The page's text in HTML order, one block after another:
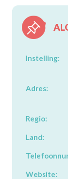
Instelling:
Adres:
Regio:
Land:
Website: